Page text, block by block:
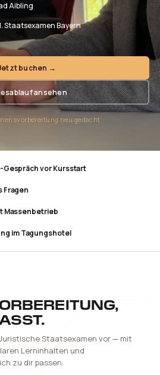
Aibling
Staatsexamen Bayern
buchen →
ansehen
neu gedacht
vor Kursstart
Fragen
Massenbetrieb
im Tagungshotel
Staatsexamen vor — mit
Lerninhalten und
zu dir passen.